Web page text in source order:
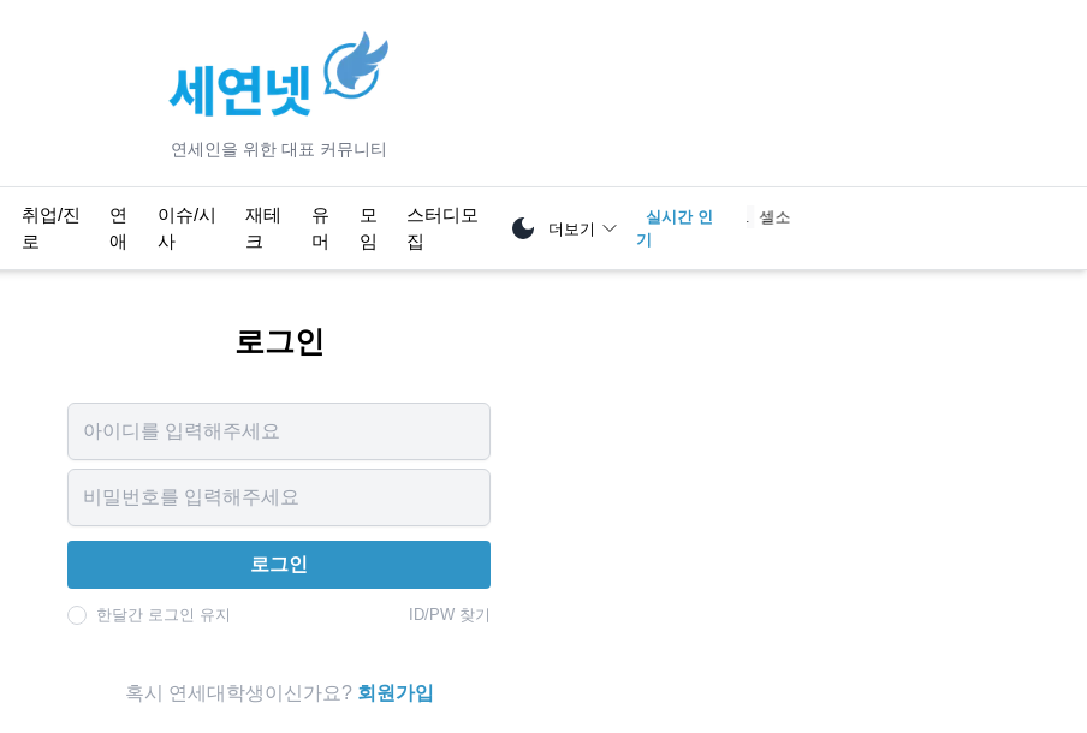
연세인을 위한 대표 커뮤니티
취업/진
로
연
애
이슈/시
사
재테
크
유
머
모
임
스터디모
집
더보기
실시간 인
기
1 셀소
로그인
로그인
한달간 로그인 유지 ID/PW 찾기
혹시 연세대학생이신가요? 회원가입